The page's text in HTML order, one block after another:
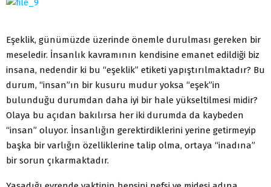
Eşeklik, günümüzde üzerinde önemle durulması gereken bir
meseledir. İnsanlık kavramının kendisine emanet edildiği biz
insana, nedendir ki bu “eşeklik” etiketi yapıştırılmaktadır? Bu
durum, “insan”ın bir kusuru mudur yoksa “eşek”in
bulunduğu durumdan daha iyi bir hale yükseltilmesi midir?
Olaya bu açıdan bakılırsa her iki durumda da kaybeden
“insan” oluyor. İnsanlığın gerektirdiklerini yerine getirmeyip
başka bir varlığın özelliklerine talip olma, ortaya “inadına”
bir sorun çıkarmaktadır.